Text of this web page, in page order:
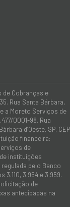
de Cobranças e
Rua Santa Bárbara,
e a Moreto Serviços de
0001-98. Rua
d’Oeste, SP, CEP
financeira:
de
instituições
pelo Banco
3.954 e 3.959.
de
antecipadas na